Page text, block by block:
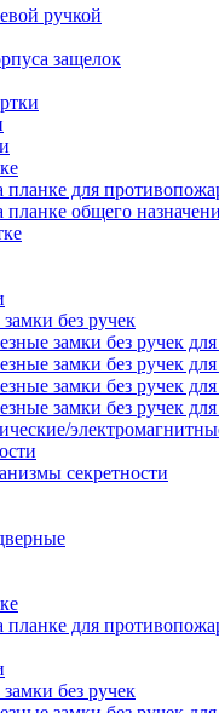
ручкой
защелок
планке для
планке общего
без ручек
замки без ручек
замки без ручек
замки без ручек
замки без ручек
секретности
планке для
без ручек